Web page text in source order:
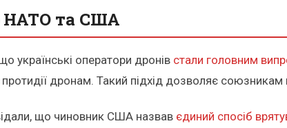
НАТО та США
українські оператори дронів стали головним
дронам. Такий підхід дозволяє союзникам
що чиновник США назвав єдиний спосіб